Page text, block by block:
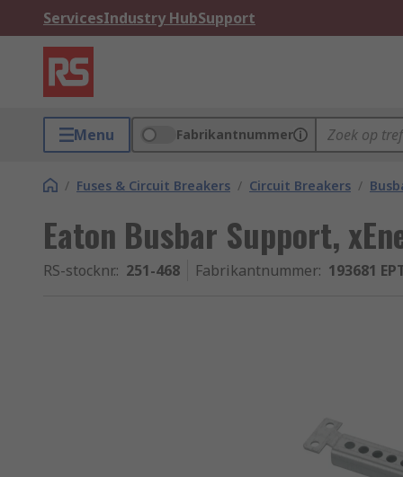
ServicesIndustry HubSupport
Menu Fabrikantnummer
/ Fuses & Circuit Breakers / Circuit Breakers /
Eaton Busbar Support,
RS-stocknr.: 251-468 Fabrikantnummer: 193681